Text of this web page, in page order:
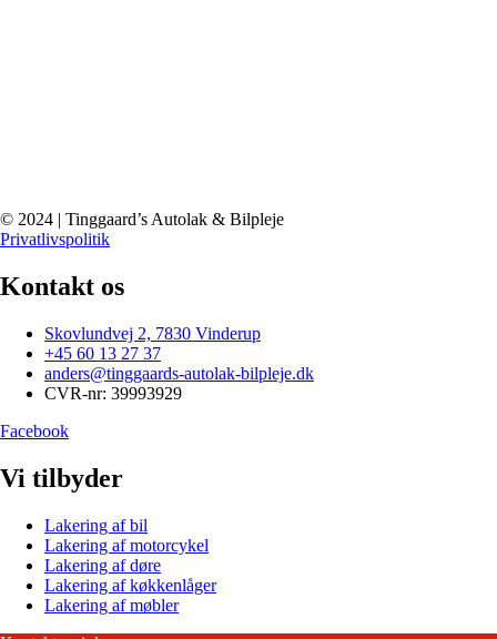
© 2024 | Tinggaard’s Autolak & Bilpleje
Privatlivspolitik
Kontakt os
Skovlundvej 2, 7830 Vinderup
+45 60 13 27 37
anders@tinggaards-autolak-bilpleje.dk
CVR-nr: 39993929
Facebook
Vi tilbyder
Lakering af bil
Lakering af motorcykel
Lakering af døre
Lakering af køkkenlåger
Lakering af møbler